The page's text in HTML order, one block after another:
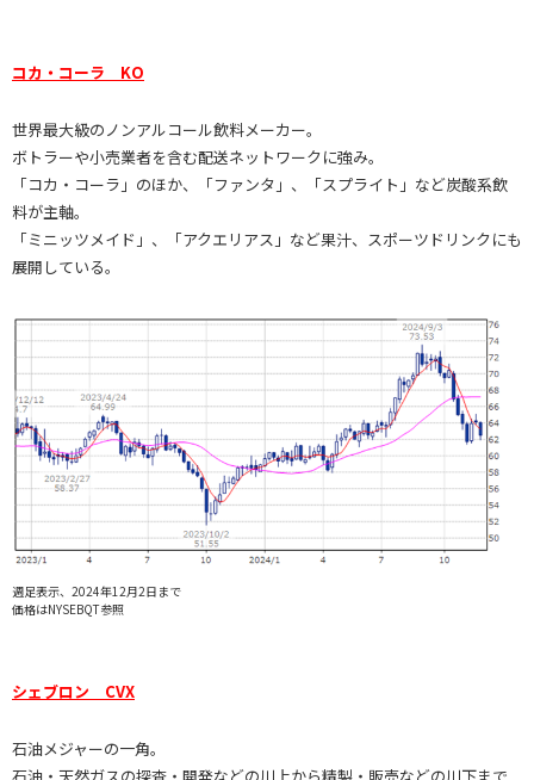
コカ・コーラ KO
世界最大級のノンアルコール飲料メーカー。
ボトラーや小売業者を含む配送ネットワークに強み。
「コカ・コーラ」のほか、「ファンタ」、「スプライト」など炭酸系飲
料が主軸。
「ミニッツメイド」、「アクエリアス」など果汁、スポーツドリンクにも
展開している。
週足表示、2024年12月2日まで
価格はNYSEBQT参照
シェブロン CVX
石油メジャーの一角。